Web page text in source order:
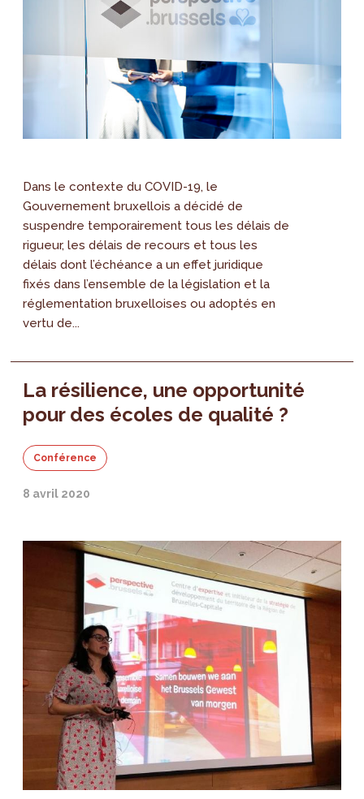
Dans le contexte du COVID-19, le
Gouvernement bruxellois a décidé de
suspendre temporairement tous les délais de
rigueur, les délais de recours et tous les
délais dont l’échéance a un effet juridique
fixés dans l’ensemble de la législation et la
réglementation bruxelloises ou adoptés en
vertu de...
La résilience, une opportunité
pour des écoles de qualité ?
Conférence
8 avril 2020